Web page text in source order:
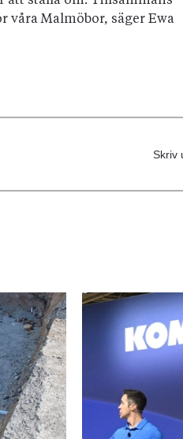
Malmöbor, säger Ewa
Skriv